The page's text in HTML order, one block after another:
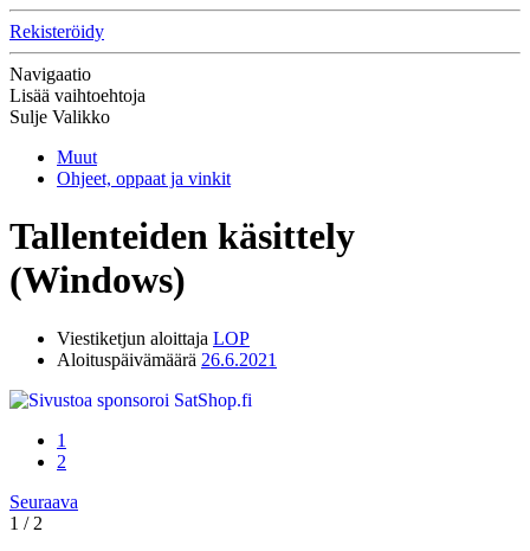
Rekisteröidy
Navigaatio
Lisää vaihtoehtoja
Sulje Valikko
Muut
Ohjeet, oppaat ja vinkit
Tallenteiden käsittely
(Windows)
Viestiketjun aloittaja LOP
Aloituspäivämäärä 26.6.2021
1
2
Seuraava
1 / 2